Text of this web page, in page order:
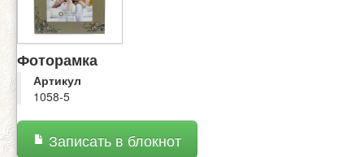
Фоторамка
Артикул
1058-5
Записать в блокнот